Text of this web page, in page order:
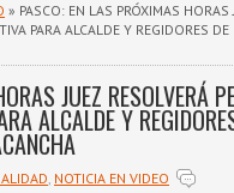
» PASCO: EN LAS PRÓXIMAS HORAS
PARA ALCALDE Y REGIDORES DE
JUEZ RESOLVERÁ
ALCALDE Y
, NOTICIA EN VIDEO